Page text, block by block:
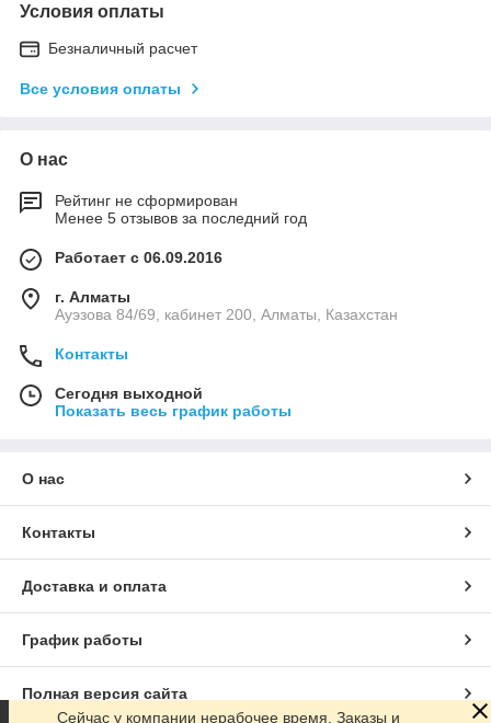
Условия оплаты
Безналичный расчет
Все условия оплаты
О нас
Рейтинг не сформирован
Менее 5 отзывов за последний год
Работает с 06.09.2016
г. Алматы
Ауэзова 84/69, кабинет 200, Алматы, Казахстан
Контакты
Сегодня выходной
Показать весь график работы
О нас
Контакты
Доставка и оплата
График работы
Полная версия сайта
Сейчас у компании нерабочее время. Заказы и